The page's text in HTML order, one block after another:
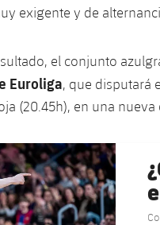
exigente y de
el conjunto
Euroliga, que disputará
(20.45h), en una